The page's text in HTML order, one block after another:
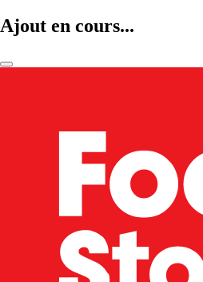
Ajout en cours...